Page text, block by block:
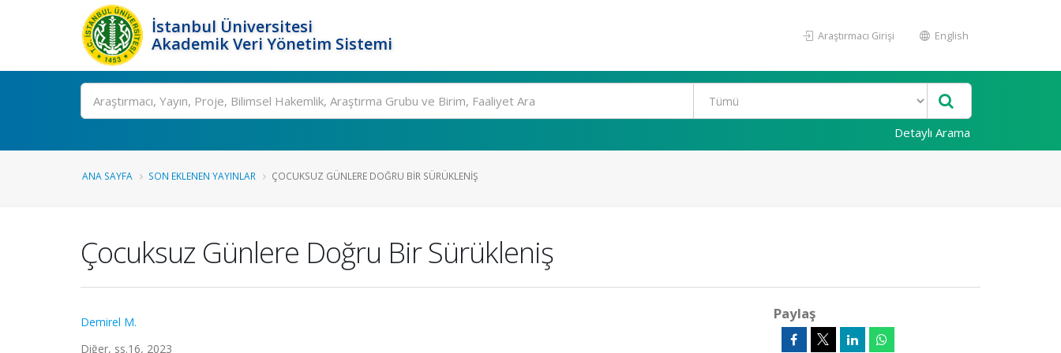
İstanbul Üniversitesi
Akademik Veri Yönetim Sistemi
Araştırmacı Girişi English
Ara
Detaylı Arama
ANA SAYFA SON EKLENEN YAYINLAR ÇOCUKSUZ GÜNLERE DOĞRU BIR SÜRÜKLENIŞ
Çocuksuz Günlere Doğru Bir Sürükleniş
Demirel M.
Diğer, ss.16, 2023
Paylaş